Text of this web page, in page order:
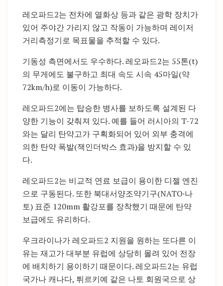
레오파드2는 전차에 열화상 등과 같은 광학 장치가
있어 주야간 가리지 않고 작동이 가능하며 레이저
거리측정기로 목표물을 추적할 수 있다.
기동성 측면에서도 우수하다. 레오파드2는 55톤(t)
의 무게에도 불구하고 최대 속도 시속 45마일(약
72km/h)로 이동이 가능하다.
레오파드2에는 탑승한 병사를 보하도록 설계된 다
양한 기능이 갖춰져 있다. 예를 들어 러시아의 T-72
와는 달리 탄약고가 구획화되어 있어 외부 충격에
의한 탄약 폭발(잭인더박스 효과)을 방지할 수 있
다.
레오파드2는 비교적 연료 보급이 용이한 디젤 엔진
으로 구동된다. 또한 북대서양조약기구(NATO·나
토) 표준 120mm 활강포를 장착했기 때문에 탄약
보급에도 유리하다.
우크라이나가 레오파드2 지원을 원하는 또다른 이
유는 재고가 대부분 유럽에 상당히 몰려 있어 전장
에 배치하기 용이하기 때문이다. 레오파드2는 유럽
국가나 캐나다, 튀르키예 같은 나토 회원국으로 상